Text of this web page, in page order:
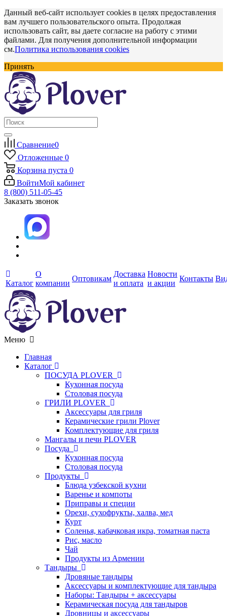
Данный веб-сайт использует cookies в целях предоставления
вам лучшего пользовательского опыта. Продолжая
использовать сайт, вы даете согласие на работу с этими
файлами. Для получения дополнительной информации
см.Политика использования cookies
Принять
Сравнение0
Отложенные 0
Корзина пуста 0
ВойтиМой кабинет
8 (800) 511-05-45
Заказать звонок
Каталог
О
компании
Оптовикам
Доставка
и оплата
Новости
и акции
Контакты
Меню
Главная
Каталог
ПОСУДА PLOVER
Кухонная посуда
Столовая посуда
ГРИЛИ PLOVER
Аксессуары для гриля
Керамические грили Plover
Комплектующие для гриля
Мангалы и печи PLOVER
Посуда
Кухонная посуда
Столовая посуда
Продукты
Блюда узбекской кухни
Варенье и компоты
Приправы и специи
Орехи, сухофрукты, халва, мед
Курт
Соленья, кабачковая икра, томатная паста
Рис, масло
Чай
Продукты из Армении
Тандыры
Дровяные тандыры
Аксессуары и комплектующие для тандыра
Наборы: Тандыры + аксессуары
Керамическая посуда для тандыров
Дровницы и аксессуары